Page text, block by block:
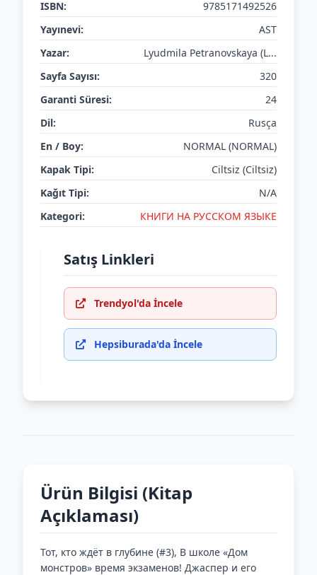
ISBN:
9785171492526
Yayınevi:
AST
Yazar:
Lyudmila Petranovskaya (L...
Sayfa Sayısı:
320
Garanti Süresi:
24
Dil:
Rusça
En / Boy:
NORMAL (NORMAL)
Kapak Tipi:
Ciltsiz (Ciltsiz)
Kağıt Tipi:
N/A
Kategori:
КНИГИ НА РУССКОМ ЯЗЫКЕ
Satış Linkleri
Trendyol'da İncele
Hepsiburada'da İncele
Ürün Bilgisi (Kitap
Açıklaması)
Тот, кто ждёт в глубине (#3), В школе «Дом
монстров» время экзаменов! Джаспер и его